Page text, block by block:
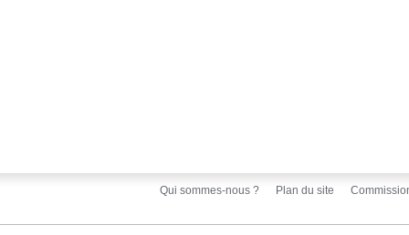
Qui sommes-nous ? Plan du site